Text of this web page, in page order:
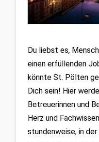
Du liebst es,
einen erfüllenden
könnte St. Pölten
Dich sein! Hier
Betreuerinnen und
Herz und
stundenweise, in der